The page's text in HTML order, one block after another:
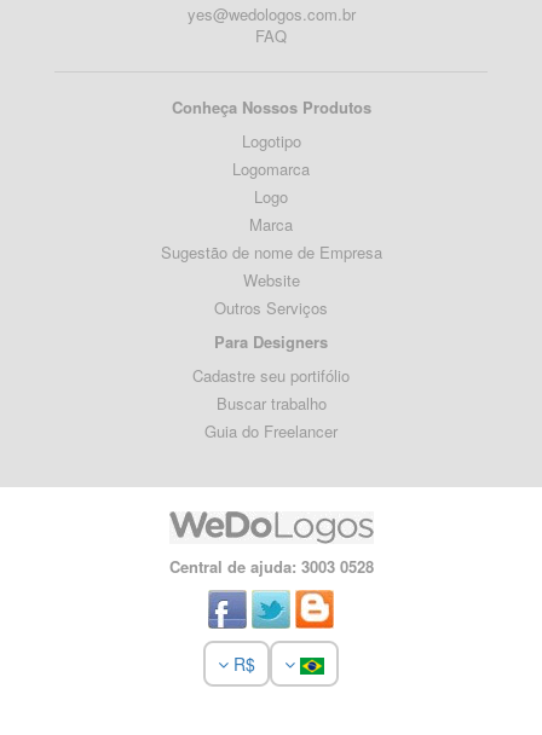
yes@wedologos.com.br
FAQ
Conheça Nossos Produtos
Logotipo
Logomarca
Logo
Marca
Sugestão de nome de Empresa
Website
Outros Serviços
Para Designers
Cadastre seu portifólio
Buscar trabalho
Guia do Freelancer
Central de ajuda: 3003 0528
R$